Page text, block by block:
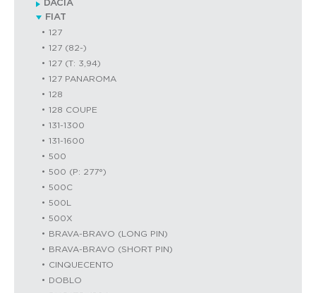
DACIA
FIAT
127
127 (82-)
127 (T: 3,94)
127 PANAROMA
128
128 COUPE
131-1300
131-1600
500
500 (P: 277°)
500C
500L
500X
BRAVA-BRAVO (LONG PIN)
BRAVA-BRAVO (SHORT PIN)
CINQUECENTO
DOBLO